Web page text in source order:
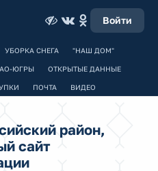
Войти
УБОРКА СНЕГА "НАШ ДОМ"
ЮГРЫ ОТКРЫТЫЕ ДАННЫЕ
ПОЧТА ВИДЕО
район,
сайт